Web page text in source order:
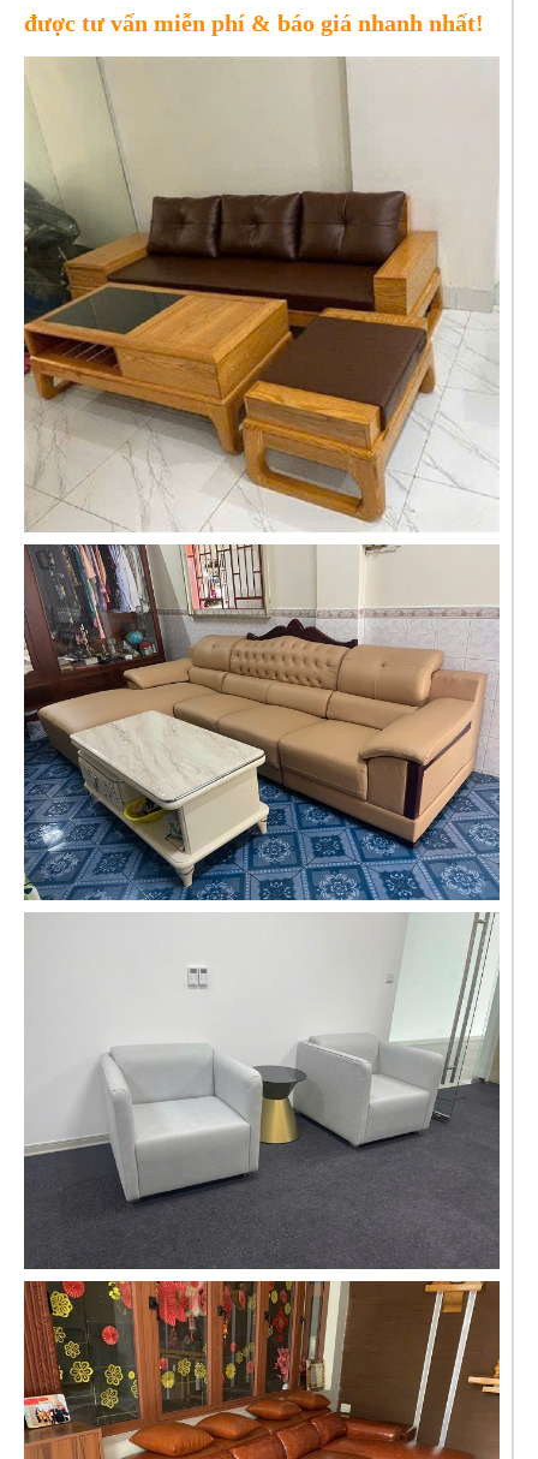
được tư vấn miễn phí & báo giá nhanh nhất!